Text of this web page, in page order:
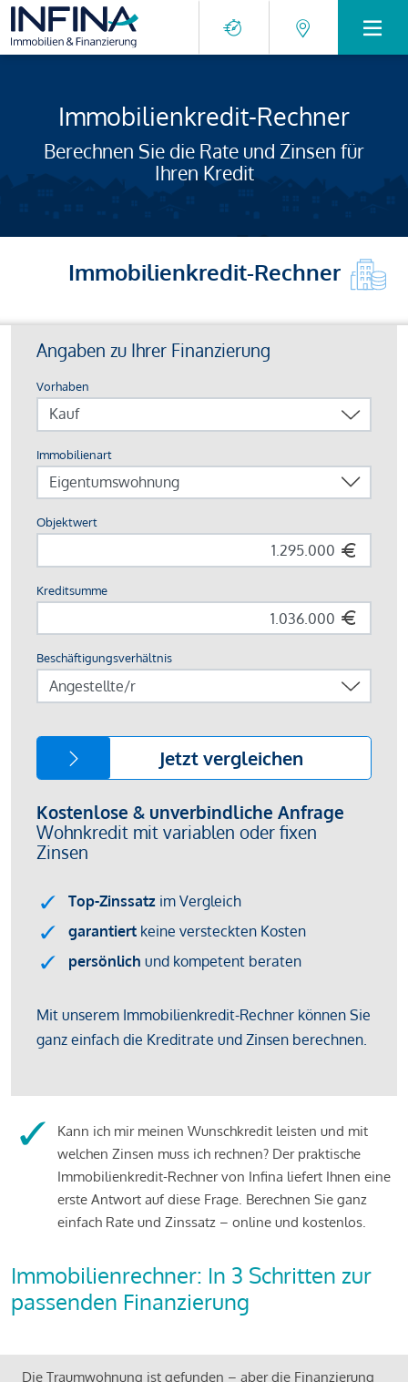
Immobilienkredit-Rechner
Berechnen Sie die Rate und Zinsen für
Ihren Kredit
Immobilienkredit-Rechner
Kann ich mir meinen Wunschkredit leisten und mit
welchen Zinsen muss ich rechnen? Der praktische
Immobilienkredit-Rechner von Infina liefert Ihnen eine
erste Antwort auf diese Frage. Berechnen Sie ganz
einfach Rate und Zinssatz – online und kostenlos.
Immobilienrechner: In 3 Schritten zur
passenden Finanzierung
Die Traumwohnung ist gefunden – aber die Finanzierung